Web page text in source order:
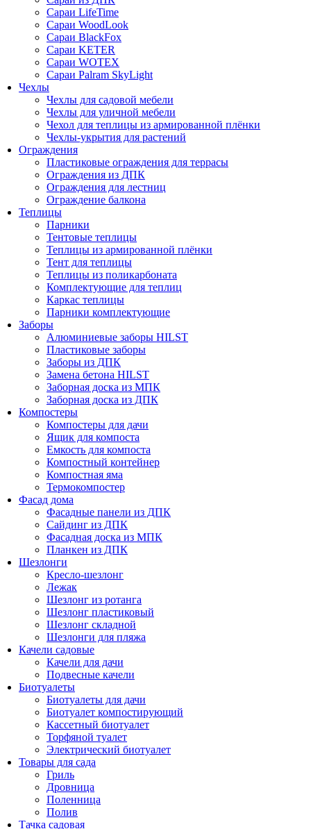
Cараи LifeTime
Cараи WoodLook
Сараи BlackFox
Сараи KETER
Сараи WOTEX
Сараи Palram SkyLight
Чехлы
Чехлы для садовой мебели
Чехлы для уличной мебели
Чехол для теплицы из армированной плёнки
Чехлы-укрытия для растений
Ограждения
Пластиковые ограждения для террасы
Ограждения из ДПК
Ограждения для лестниц
Ограждение балкона
Теплицы
Парники
Тентовые теплицы
Теплицы из армированной плёнки
Тент для теплицы
Теплицы из поликарбоната
Комплектующие для теплиц
Каркас теплицы
Парники комплектующие
Заборы
Алюминиевые заборы HILST
Пластиковые заборы
Заборы из ДПК
Замена бетона HILST
Заборная доска из МПК
Заборная доска из ДПК
Компостеры
Компостеры для дачи
Ящик для компоста
Емкость для компоста
Компостный контейнер
Компостная яма
Термокомпостер
Фасад дома
Фасадные панели из ДПК
Сайдинг из ДПК
Фасадная доска из МПК
Планкен из ДПК
Шезлонги
Кресло-шезлонг
Лежак
Шезлонг из ротанга
Шезлонг пластиковый
Шезлонг складной
Шезлонги для пляжа
Качели садовые
Качели для дачи
Подвесные качели
Биотуалеты
Биотуалеты для дачи
Биотуалет компостирующий
Кассетный биотуалет
Торфяной туалет
Электрический биотуалет
Товары для сада
Гриль
Дровница
Поленница
Полив
Тачка садовая